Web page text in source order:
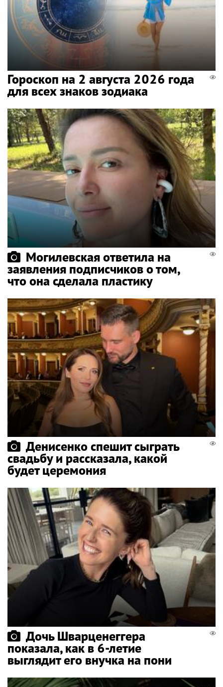
Гороскоп на 2 августа 2026 года
для всех знаков зодиака
Могилевская ответила на
заявления подписчиков о том,
что она сделала пластику
Денисенко спешит сыграть
свадьбу и рассказала, какой
будет церемония
Дочь Шварценеггера
показала, как в 6-летие
выглядит его внучка на пони